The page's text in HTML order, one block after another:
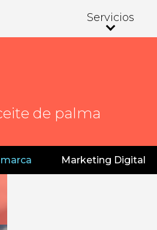
Servicios
de palma
Marketing Digital